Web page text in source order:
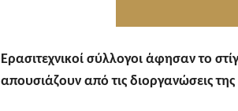
Ερασιτεχνικοί σύλλογοι άφησαν το
απουσιάζουν από τις διοργανώσεις